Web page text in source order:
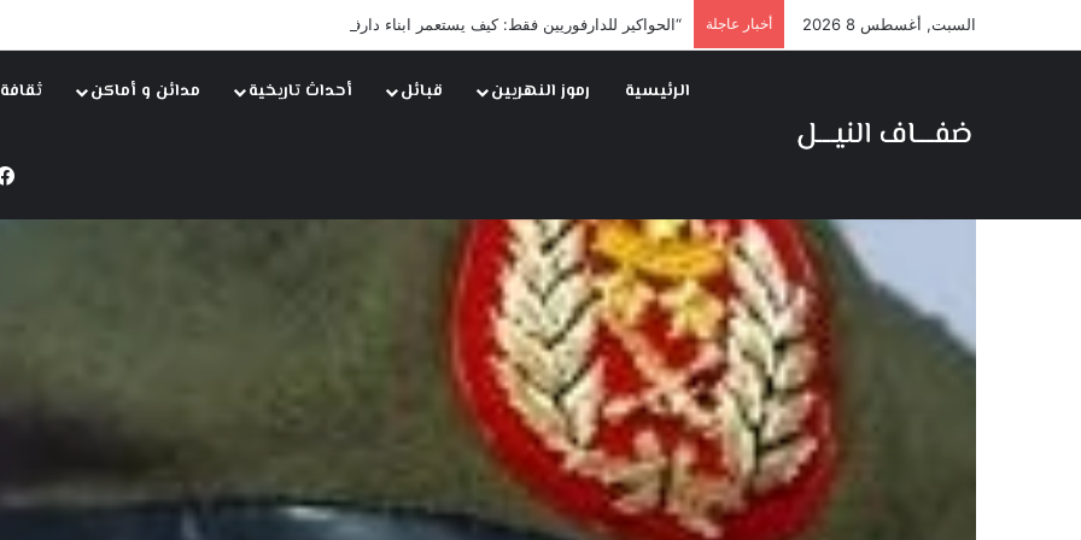
السبت, أغسطس 8 2026 أخبار عاجلة “الحواكير للدارفوريين فقط: كيف يستعمر ابناء دارفور أرض النيلين تحت غطاء المساواة”
الرئيسية رموز النهريين قبائل أحداث تاريخية مدائن و أماكن